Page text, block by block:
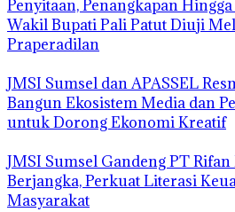
Penyitaan, Penangkapan
Wakil Bupati Pali Patut Diuji
Praperadilan
JMSI Sumsel dan APASSEL
Bangun Ekosistem Media dan
untuk Dorong Ekonomi Kreatif
JMSI Sumsel Gandeng PT
Berjangka, Perkuat Literasi
Masyarakat